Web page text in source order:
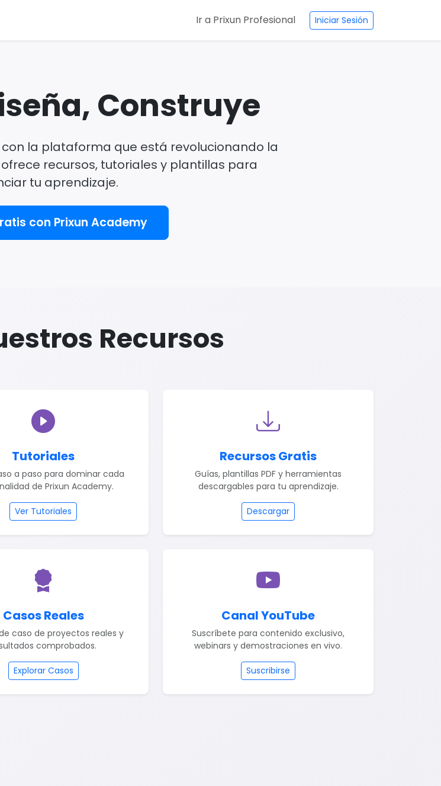
Ir a Prixun Profesional Iniciar Sesión
Construye
la plataforma que está revolucionando la
recursos, tutoriales y plantillas para
tu aprendizaje.
con Prixun Academy
Recursos
Tutoriales
a paso para dominar cada
de Prixun Academy.
Ver Tutoriales
Recursos Gratis
Guías, plantillas PDF y herramientas
descargables para tu aprendizaje.
Descargar
Casos Reales
caso de proyectos reales y
comprobados.
Explorar Casos
Canal YouTube
Suscríbete para contenido exclusivo,
webinars y demostraciones en vivo.
Suscribirse